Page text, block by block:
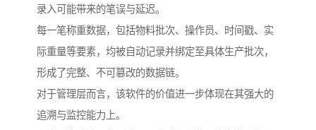
录入可能带来的笔误与延迟。
每一笔称重数据，包括物料批次、操作员、时间戳、实
际重量等要素，均被自动记录并绑定至具体生产批次，
形成了完整、不可篡改的数据链。
对于管理层而言，该软件的价值进一步体现在其强大的
追溯与监控能力上。